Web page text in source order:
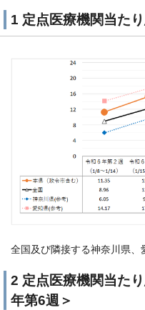
1 定点医療機関当た
全国及び隣接する神奈川県、
2 定点医療機関当た
年第6週＞